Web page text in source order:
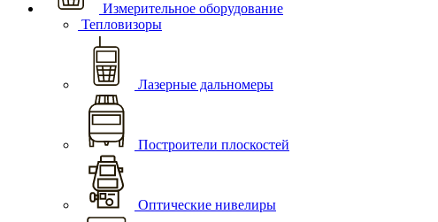
Измерительное оборудование
Тепловизоры
Лазерные дальномеры
Построители плоскостей
Оптические нивелиры